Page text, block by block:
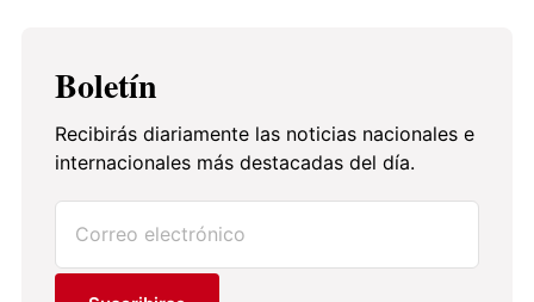
Boletín
Recibirás diariamente las noticias nacionales e
internacionales más destacadas del día.